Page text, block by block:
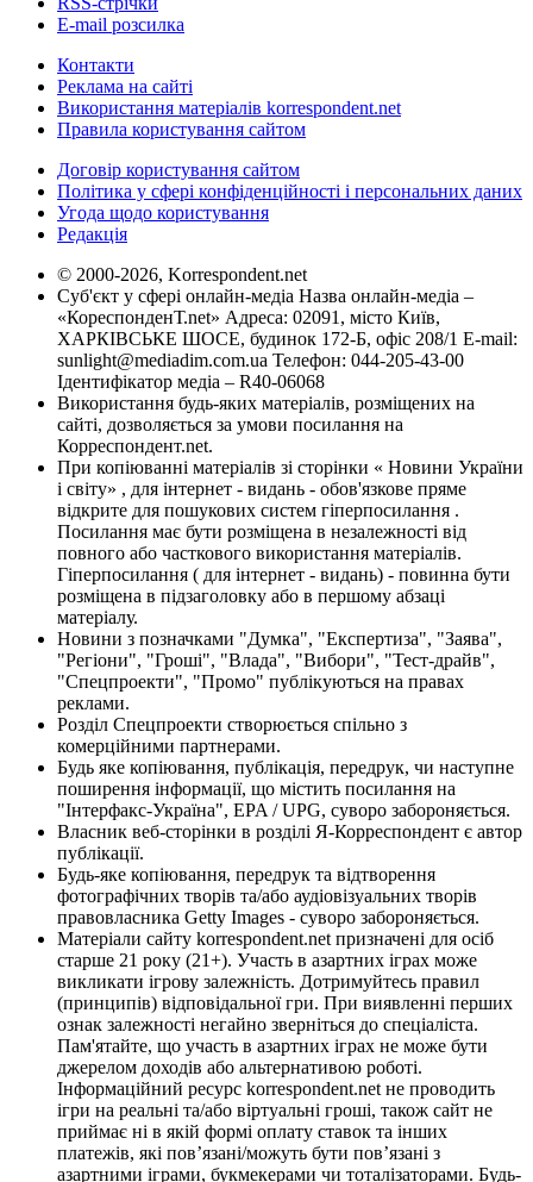
E-mail розсилка
Контакти
Реклама на сайті
Використання матеріалів korrespondent.net
Правила користування сайтом
Договір користування сайтом
Політика у сфері конфіденційності і персональних даних
Угода щодо користування
Редакція
© 2000-2026, Korrespondent.net
Суб'єкт у сфері онлайн-медіа Назва онлайн-медіа –
«КореспонденТ.net» Адреса: 02091, місто Київ,
ХАРКІВСЬКЕ ШОСЕ, будинок 172-Б, офіс 208/1 E-mail:
sunlight@mediadim.com.ua Телефон: 044-205-43-00
Ідентифікатор медіа – R40-06068
Використання будь-яких матеріалів, розміщених на
сайті, дозволяється за умови посилання на
Корреспондент.net.
При копіюванні матеріалів зі сторінки « Новини України
і світу» , для інтернет - видань - обов'язкове пряме
відкрите для пошукових систем гіперпосилання .
Посилання має бути розміщена в незалежності від
повного або часткового використання матеріалів.
Гіперпосилання ( для інтернет - видань) - повинна бути
розміщена в підзаголовку або в першому абзаці
матеріалу.
Новини з позначками "Думка", "Експертиза", "Заява",
"Регіони", "Гроші", "Влада", "Вибори", "Тест-драйв",
"Спецпроекти", "Промо" публікуються на правах
реклами.
Розділ Спецпроекти створюється спільно з
комерційними партнерами.
Будь яке копіювання, публікація, передрук, чи наступне
поширення інформації, що містить посилання на
"Інтерфакс-Україна", EPA / UPG, суворо забороняється.
Власник веб-сторінки в розділі Я-Корреспондент є автор
публікації.
Будь-яке копіювання, передрук та відтворення
фотографічних творів та/або аудіовізуальних творів
правовласника Getty Images - суворо забороняється.
Матеріали сайту korrespondent.net призначені для осіб
старше 21 року (21+). Участь в азартних іграх може
викликати ігрову залежність. Дотримуйтесь правил
(принципів) відповідальної гри. При виявленні перших
ознак залежності негайно зверніться до спеціаліста.
Пам'ятайте, що участь в азартних іграх не може бути
джерелом доходів або альтернативою роботі.
Інформаційний ресурс korrespondent.net не проводить
ігри на реальні та/або віртуальні гроші, також сайт не
приймає ні в якій формі оплату ставок та інших
платежів, які пов’язані/можуть бути пов’язані з
азартними іграми, букмекерами чи тоталізаторами. Будь-